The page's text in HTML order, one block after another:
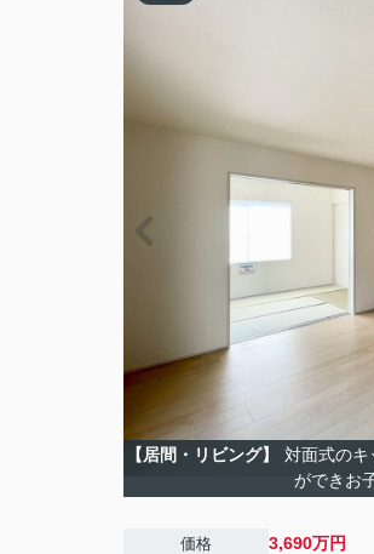
【居間・リビング】
対面式のキ
ができお
価格 3,690万円